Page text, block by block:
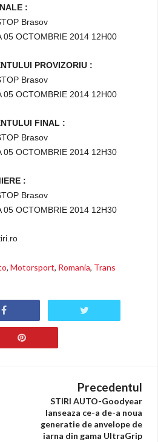
:
Brasov
05 OCTOMBRIE 2014 12H00
PROVIZORIU :
Brasov
05 OCTOMBRIE 2014 12H00
FINAL :
Brasov
05 OCTOMBRIE 2014 12H30
:
Brasov
05 OCTOMBRIE 2014 12H30
, Motorsport, Romania, Trans
Precedentul
STIRI AUTO-Goodyear
lanseaza ce-a de-a noua
generatie de anvelope de
iarna din gama UltraGrip